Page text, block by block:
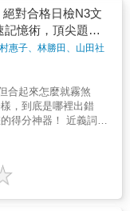
確答案。不只是背文
法和意義，識別那些
時提升閱讀理解能
幫您掌握句子結構，
作技巧。 透徹掌握
日檢得心應手，輕鬆
書！ ▲隨身萬能辭
！ 每個單元的文法
還有超實用的文法索
找文法時，這本書就
個文法，自動帶出相
！ ▲聽力直通車：
口流利東京腔！ 誰
言？每篇只需10分
蔡  私は蔡です。①
女・学生 Step 4
本句型，發展出會
時融會貫通，學習日
死記。例：陳 ：鈴
しませんか。鈴木：
話しますから、電
。鈴木：はい。
。Step 5 日本文化
習後，兼顧溫習以
時也能享受不同文化
桌 我很喜歡「暖
「こたつ」，是一種
順暢。並且從最自然
將更自然、更具效
重點書中均有關鍵
都是純正的日語，用
提高學習效率，及增
段中文說明關鍵句、
鍵句，並詳讀說明部
上和日本人聊不停。
MP3音檔】爲了使讀
調，本書的外師標準
線上MP3音檔」，呈
掃即聽。精質的線上
親自錄音，配合線上
這些文法，這是記憶
易混淆的相似文法 針
與主題相關的擴展文
不同點，一次性掌握
鬆衝刺，穩拿高分！
膠囊＋同級例句解
說，搭配同級詞彙撰
升日檢技能！ ⫷學
實力馬上見！ 這可不
回憶訓練
從記憶到實戰的完美
測驗&rdquo;，讓您牢
這些「環繞音效」都
全書分成機
觀光、服務、回程等
實況錄音，整理成文
日籍老師再錄一次清
照學習！ 在訓練
日本廣播時的用語。
字補充整理，讓初中
鬆學習。此外，每章
學習日文更能順帶補
的廣播，訓練自己的
動放空啦！ 本書
對合格日檢N3文
憶術，頂尖題庫
檔)
惠子、林勝田、山田社
合起來怎麼就霧煞
四胞胎一樣，讓您看
痛？ 用中文記憶文